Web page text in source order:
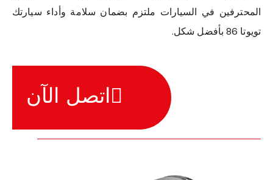
المحترفين في السيارات ملتزم بضمان سلامة وأداء سيارتك
تويوتا 86 بأفضل شكل.
اتصل الآن